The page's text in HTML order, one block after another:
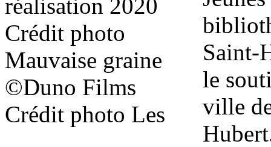
réalisation 2020
Crédit photo
Mauvaise graine
©Duno Films
Crédit photo Les
Saint-
le
ville